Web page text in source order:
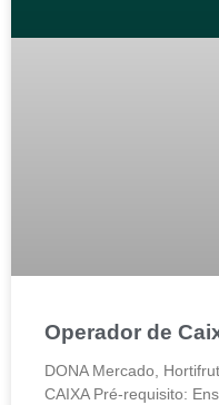
Operador de
DONA Mercado,
CAIXA Pré-requisito: